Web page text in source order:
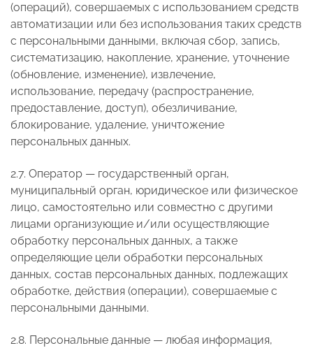
(операций), совершаемых с использованием средств
автоматизации или без использования таких средств
с персональными данными, включая сбор, запись,
систематизацию, накопление, хранение, уточнение
(обновление, изменение), извлечение,
использование, передачу (распространение,
предоставление, доступ), обезличивание,
блокирование, удаление, уничтожение
персональных данных.
2.7. Оператор — государственный орган,
муниципальный орган, юридическое или физическое
лицо, самостоятельно или совместно с другими
лицами организующие и/или осуществляющие
обработку персональных данных, а также
определяющие цели обработки персональных
данных, состав персональных данных, подлежащих
обработке, действия (операции), совершаемые с
персональными данными.
2.8. Персональные данные — любая информация,